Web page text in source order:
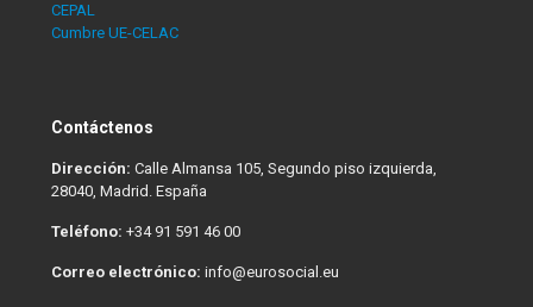
CEPAL
Cumbre UE-CELAC
Contáctenos
Dirección: Calle Almansa 105, Segundo piso izquierda,
28040, Madrid. España
Teléfono: +34 91 591 46 00
Correo electrónico: info@eurosocial.eu